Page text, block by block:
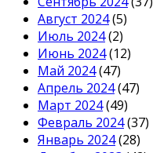
Август 2024(5)
Июль 2024(2)
Июнь 2024(12)
Май 2024(47)
Апрель 2024(47)
Март 2024(49)
Февраль 2024(37)
Январь 2024(28)